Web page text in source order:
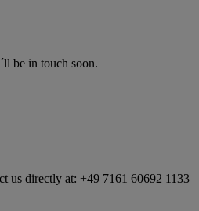
be in touch soon.
us directly at: +49 7161 60692 1133